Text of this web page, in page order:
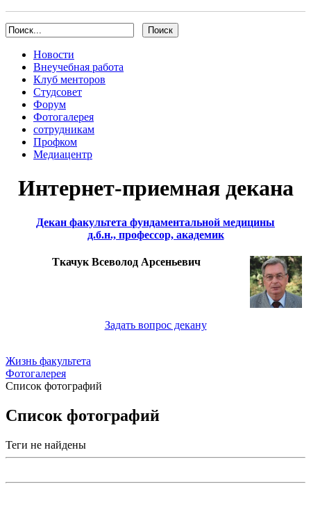
Новости
Внеучебная работа
Клуб менторов
Студсовет
Форум
Фотогалерея
сотрудникам
Профком
Медиацентр
Интернет-приемная декана
Декан факультета фундаментальной медицины
д.б.н., профессор, академик
Ткачук Всеволод Арсеньевич
Задать вопрос декану
Жизнь факультета
Фотогалерея
Список фотографий
Список фотографий
Теги не найдены